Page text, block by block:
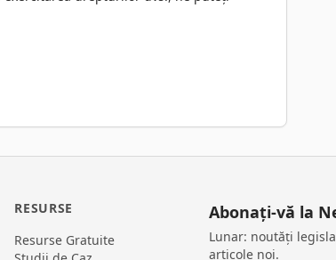
RESURSE
Resurse Gratuite
Abonați-vă la
Lunar: noutăți
articole noi.